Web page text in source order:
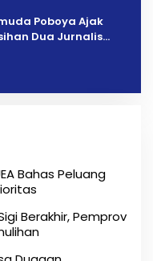
Poboya Ajak
Dua Jurnalis
Bahas Peluang
Berakhir, Pemprov